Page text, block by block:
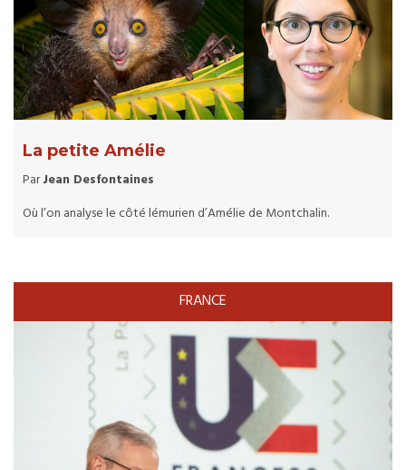
La petite Amélie
ParJean Desfontaines
Où l’on analyse le côté lémurien d’Amélie de Montchalin.
FRANCE